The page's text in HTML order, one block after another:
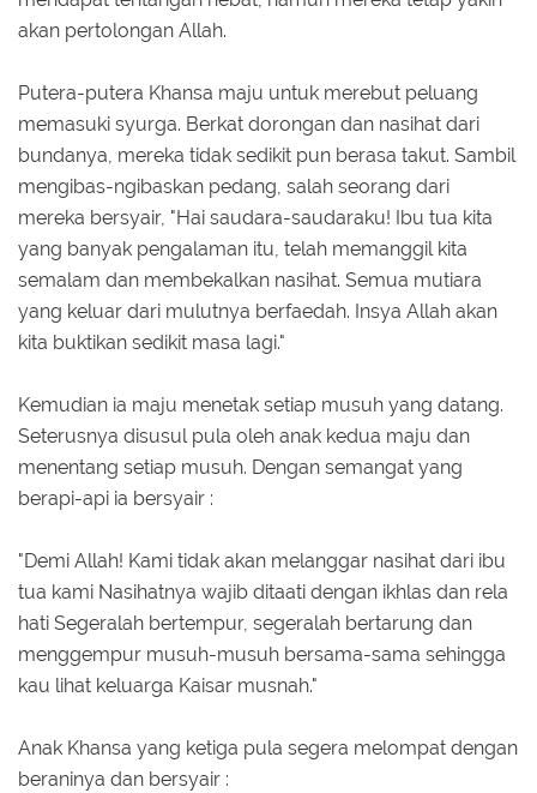
akan pertolongan Allah.
Putera-putera Khansa maju untuk merebut peluang
memasuki syurga. Berkat dorongan dan nasihat dari
bundanya, mereka tidak sedikit pun berasa takut. Sambil
mengibas-ngibaskan pedang, salah seorang dari
mereka bersyair, "Hai saudara-saudaraku! Ibu tua kita
yang banyak pengalaman itu, telah memanggil kita
semalam dan membekalkan nasihat. Semua mutiara
yang keluar dari mulutnya berfaedah. Insya Allah akan
kita buktikan sedikit masa lagi."
Kemudian ia maju menetak setiap musuh yang datang.
Seterusnya disusul pula oleh anak kedua maju dan
menentang setiap musuh. Dengan semangat yang
berapi-api ia bersyair :
"Demi Allah! Kami tidak akan melanggar nasihat dari ibu
tua kami Nasihatnya wajib ditaati dengan ikhlas dan rela
hati Segeralah bertempur, segeralah bertarung dan
menggempur musuh-musuh bersama-sama sehingga
kau lihat keluarga Kaisar musnah."
Anak Khansa yang ketiga pula segera melompat dengan
beraninya dan bersyair :